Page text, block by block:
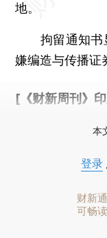
地。
拘留通知书
嫌编造与传播证
[《财新周刊》印
本
登录
财新
可畅